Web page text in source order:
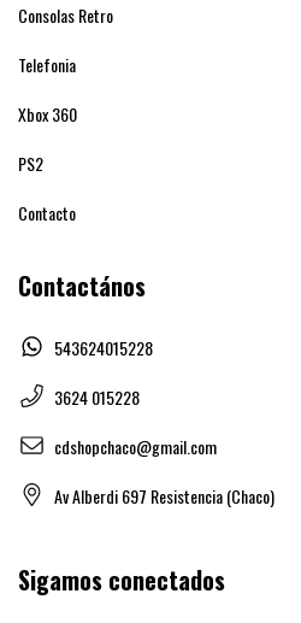
Consolas Retro
Telefonia
Xbox 360
PS2
Contacto
Contactános
543624015228
3624 015228
cdshopchaco@gmail.com
Av Alberdi 697 Resistencia (Chaco)
Sigamos conectados